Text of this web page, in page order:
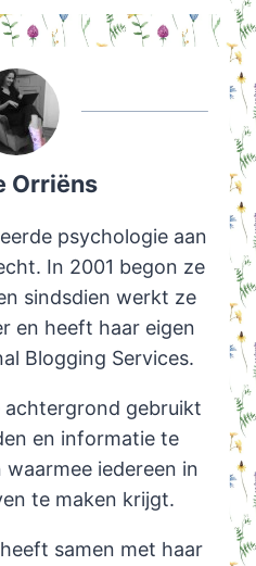
Orriëns
psychologie aan
In 2001 begon ze
sindsdien werkt ze
en heeft haar eigen
Blogging Services.
achtergrond gebruikt
en informatie te
iedereen in
te maken krijgt.
samen met haar